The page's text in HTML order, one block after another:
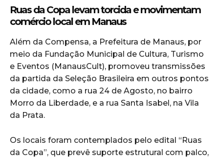
Ruas da Copa levam torcida e movimentam
comércio local em Manaus
Além da Compensa, a Prefeitura de Manaus, por
meio da Fundação Municipal de Cultura, Turismo
e Eventos (ManausCult), promoveu transmissões
da partida da Seleção Brasileira em outros pontos
da cidade, como a rua 24 de Agosto, no bairro
Morro da Liberdade, e a rua Santa Isabel, na Vila
da Prata.
Os locais foram contemplados pelo edital “Ruas
da Copa”, que prevê suporte estrutural com palco,